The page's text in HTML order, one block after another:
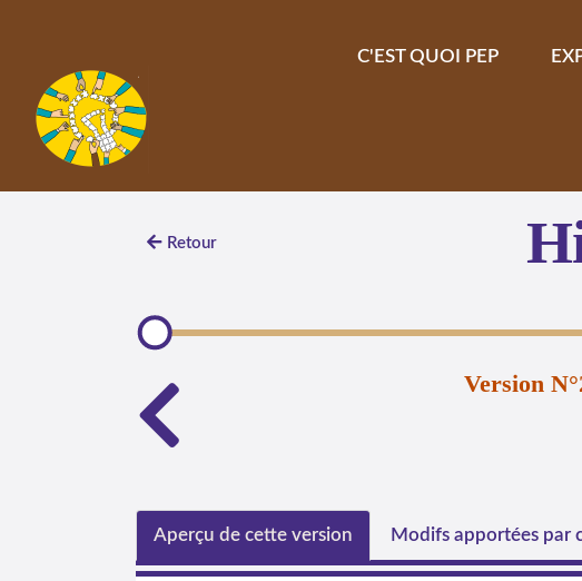
C'EST QUOI PEP
Retour
Version
Aperçu de cette version Modifs apportées par